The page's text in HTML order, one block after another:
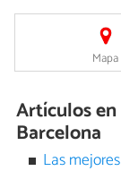
Mapa
Artículos
Barcelona
Las